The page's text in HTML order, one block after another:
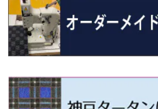
R4/1～ 90系
H26/10～R3/12 80系
エスティマ
H18/1～H24/5（前期）
H24/5～R1/10（後期）
エスティマ・ハイブリッド
H18/6～H24/5（前期）
オーリス
H29/12～R4/7 20系7人乗
R4/11～ 10系
H3/1～H11/1 S13・S14
H11/1～H14/11 S15
シルフィ
H24/12～R3/10 TB17
ジューク
H22/6～R2/6 F15
スカイライン
H22/11～H28/3 120系
フォレスター
H14/2～ SG/SH/SJ/SK系
プレオ
H22/4～H30/3 L275/285
プレオプラス
H17/9～ DG64/DG17
スクラムトラック
H25/9～ DG16T
デミオ
H19/7～R1/7 DE/DJ系
ビアンテ
H11/1～ S200/S500系
ブーン
H28/4～R5/12 M700系
ミラ
H18/12～ L275/285
ミラ・イース
R7/4～ JC74W
ジムニーワイド/ジムニーシエラ
H10/1～H14/1 JB33/43W
H14/1～ JB43/74W
スイフト/スイフトスポーツ
H22/9～ スイフト
スペーシア/スペーシアカスタム/スペーシアギア
H26/2～ DS17/64W
ディグニティ
H24/7～H29/1 BHGY51
デリカＤ：２
H23/3～ MB系
デリカＤ：３
R6/10~ JJ3
N‐WGN/N‐WGNカスタム
H25/11～ JH1・JH2・JH3・JH4
S660
H27/4～R3/12 JW5
WR-V
H23/5～H27/7 3CCAX
H27/7～ 3CC/3CD系
ザ・ビートル
H24/4～R3/4 16C系
ポロ
H21/10～H30/3 6RC系
H26/5～R2/6
ＧＬＥクラス
R1/6～
Ｓクラス
H25/10～R3/10
Ｖクラス